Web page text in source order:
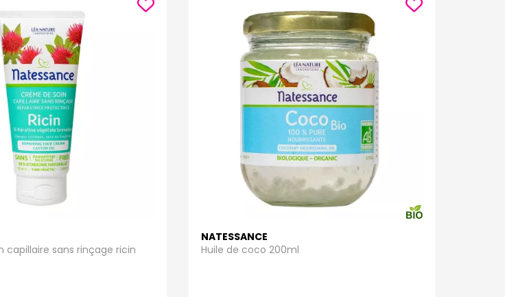
capillaire sans rinçage ricin
NATESSANCE
Huile de coco 200ml